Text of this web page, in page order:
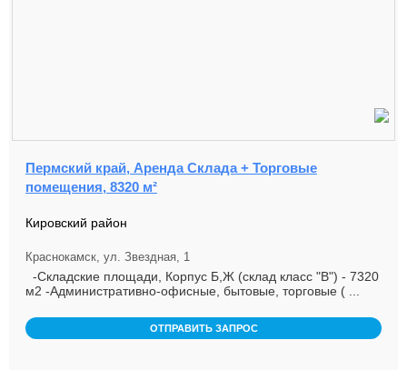
Пермский край, Аренда Склада + Торговые
помещения, 8320 м²
Кировский район
Краснокамск, ул. Звездная, 1
-Складские площади, Корпус Б,Ж (склад класс "В") - 7320
м2 -Административно-офисные, бытовые, торговые ( ...
ОТПРАВИТЬ ЗАПРОС